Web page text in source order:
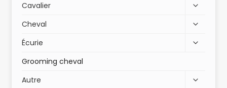
Cavalier
Cheval
Écurie
Grooming cheval
Autre